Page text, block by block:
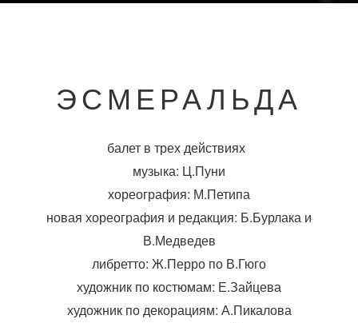
ЭСМЕРАЛЬДА
балет в трех действиях
музыка: Ц.Пуни
хореография: М.Петипа
новая хореография и редакция: Б.Бурлака и
В.Медведев
либретто: Ж.Перро по В.Гюго
художник по костюмам: Е.Зайцева
художник по декорациям: А.Пикалова